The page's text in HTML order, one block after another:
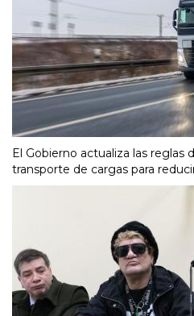
El Gobierno actualiza las reglas
transporte de cargas para